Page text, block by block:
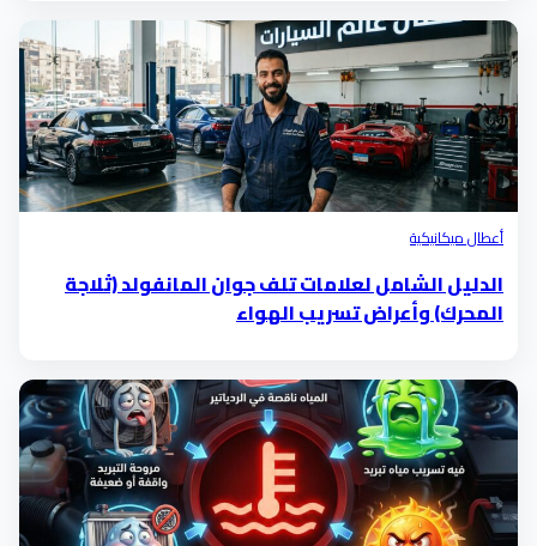
أعطال ميكانيكية
الدليل الشامل لعلامات تلف جوان المانفولد (ثلاجة
المحرك) وأعراض تسريب الهواء